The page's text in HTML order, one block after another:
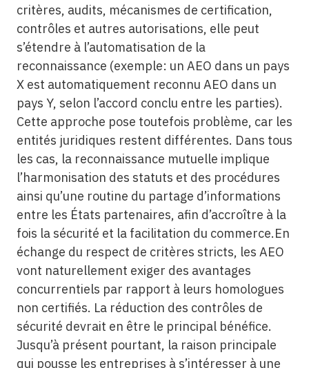
critères, audits, mécanismes de certification,
contrôles et autres autorisations, elle peut
s’étendre à l’automatisation de la
reconnaissance (exemple: un AEO dans un pays
X est automatiquement reconnu AEO dans un
pays Y, selon l’accord conclu entre les parties).
Cette approche pose toutefois problème, car les
entités juridiques restent différentes. Dans tous
les cas, la reconnaissance mutuelle implique
l’harmonisation des statuts et des procédures
ainsi qu’une routine du partage d’informations
entre les États partenaires, afin d’accroître à la
fois la sécurité et la facilitation du commerce.En
échange du respect de critères stricts, les AEO
vont naturellement exiger des avantages
concurrentiels par rapport à leurs homologues
non certifiés. La réduction des contrôles de
sécurité devrait en être le principal bénéfice.
Jusqu’à présent pourtant, la raison principale
qui pousse les entreprises à s’intéresser à une